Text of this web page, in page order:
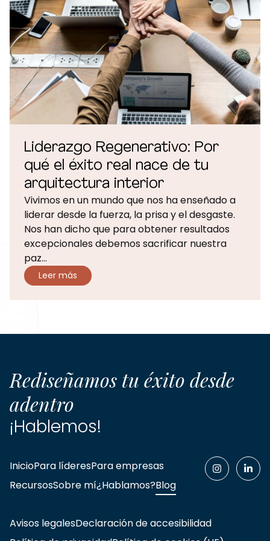
Liderazgo Regenerativo: Por
qué el éxito real nace de tu
arquitectura interior
Vivimos en un mundo que nos ha enseñado a
liderar desde la fuerza, la prisa y el desgaste.
Nos han dicho que para obtener resultados
excepcionales debemos sacrificar nuestra
paz…
Leer más
Rediseñamos tu éxito desde
adentro
¡Hablemos!
InicioPara líderesPara empresas
RecursosSobre mí¿Hablamos?Blog
Avisos legalesDeclaración de accesibilidad